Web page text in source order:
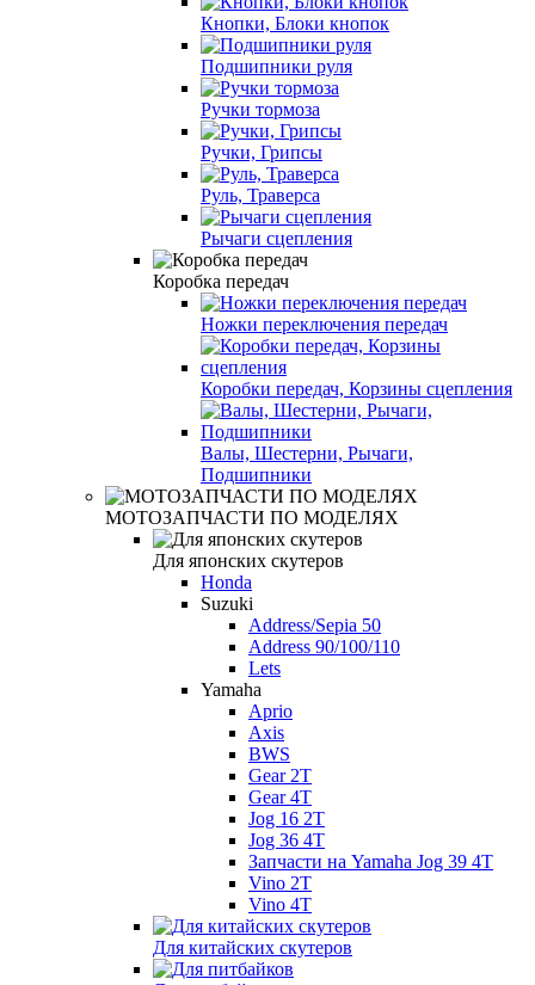
Кнопки, Блоки кнопок
Подшипники руля
Ручки тормоза
Ручки, Грипсы
Руль, Траверса
Рычаги сцепления
Коробка передач
Ножки переключения передач
Коробки передач, Корзины сцепления
Валы, Шестерни, Рычаги,
Подшипники
МОТОЗАПЧАСТИ ПО МОДЕЛЯХ
Для японских скутеров
Honda
Suzuki
Address/Sepia 50
Address 90/100/110
Lets
Yamaha
Aprio
Axis
BWS
Gear 2T
Gear 4T
Jog 16 2T
Jog 36 4T
Запчасти на Yamaha Jog 39 4T
Vino 2T
Vino 4T
Для китайских скутеров